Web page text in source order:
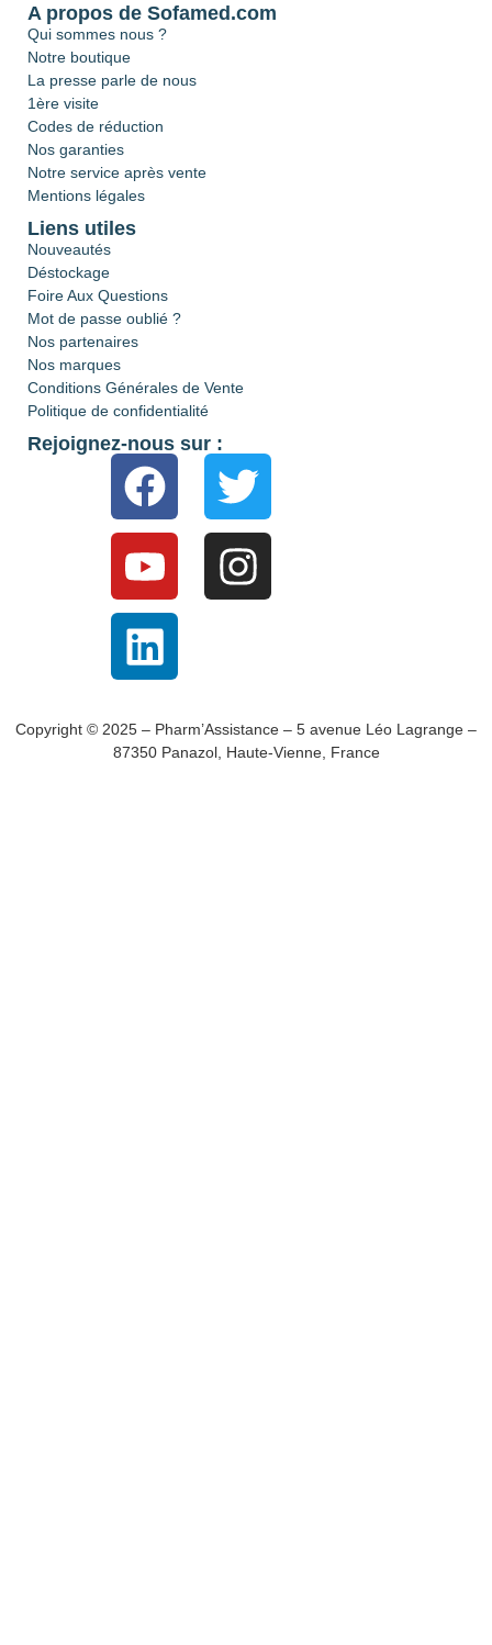
A propos de Sofamed.com
Qui sommes nous ?
Notre boutique
La presse parle de nous
1ère visite
Codes de réduction
Nos garanties
Notre service après vente
Mentions légales
Liens utiles
Nouveautés
Déstockage
Foire Aux Questions
Mot de passe oublié ?
Nos partenaires
Nos marques
Conditions Générales de Vente
Politique de confidentialité
Rejoignez-nous sur :
Copyright © 2025 – Pharm’Assistance – 5 avenue Léo Lagrange –
87350 Panazol, Haute-Vienne, France